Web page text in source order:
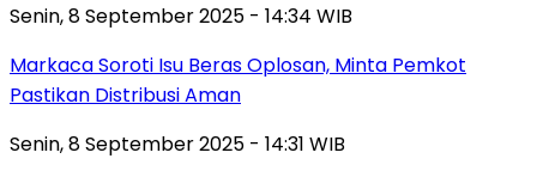
Senin, 8 September 2025 - 14:34 WIB
Markaca Soroti Isu Beras Oplosan, Minta Pemkot
Pastikan Distribusi Aman
Senin, 8 September 2025 - 14:31 WIB